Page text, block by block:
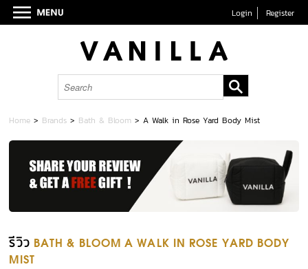
Login Register
Home > Brands > Bath & Bloom >A Walk in Rose Yard Body Mist
รีวิว BATH & BLOOM A WALK IN ROSE YARD BODY
MIST